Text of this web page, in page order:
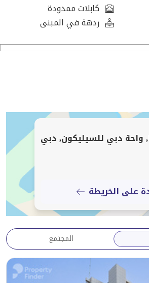
عن إعداد متميز في بيئة مهنية.
موعد زيارة وتجربة مساحة العمل
كابلات ممدودة
ردهة في المبنى
واحة دبي للسيليكون, دبي
على الخريطة
المجتمع